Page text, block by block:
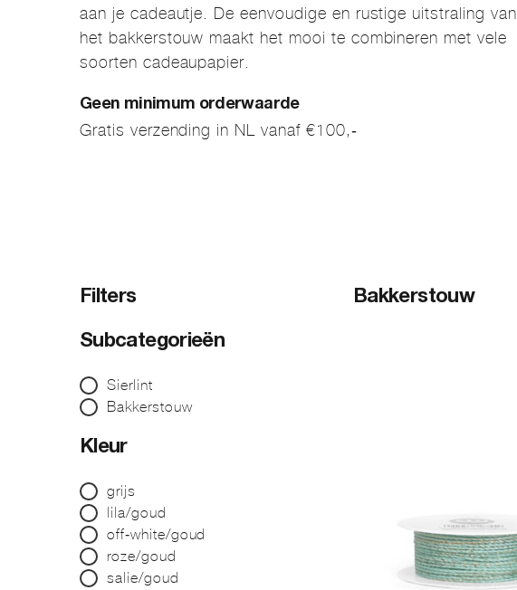
aan je cadeautje. De eenvoudige en rustige uitstraling van
het bakkerstouw maakt het mooi te combineren met vele
soorten cadeaupapier.
Geen minimum orderwaarde
Gratis verzending in NL vanaf €100,-
Filters
Subcategorieën
Sierlint
Bakkerstouw
Kleur
grijs
lila/goud
off-white/goud
roze/goud
salie/goud
Bakkerstouw